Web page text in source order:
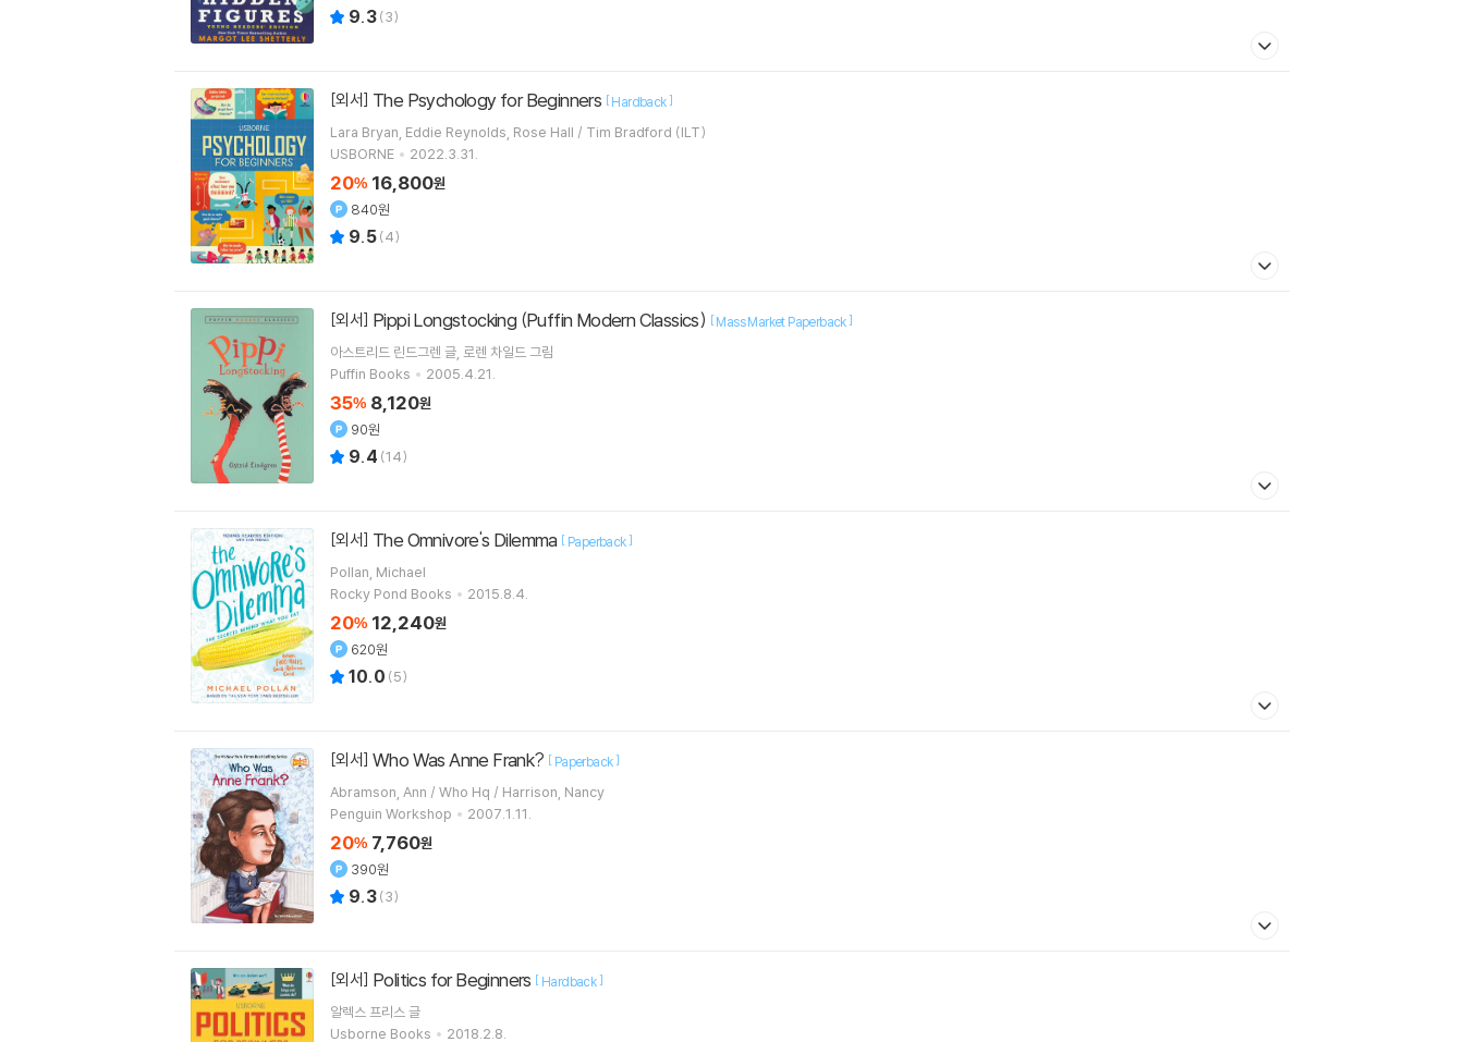
9.3(3)
[외서] The Psychology for Beginners [Hardback]
Lara Bryan, Eddie Reynolds, Rose Hall / Tim Bradford (ILT)
USBORNE
2022.3.31.
20% 16,800원
840원
9.5(4)
[외서] Pippi Longstocking (Puffin Modern Classics) [Mass Market Paperback]
아스트리드 린드그렌 글 로렌 차일드그림
Puffin Books
2005.4.21.
35% 8,120원
90원
9.4 (14)
[외서] The Omnivore's Dilemma [ Paperback]
Pollan, Michael
Rocky Pond Books
2015.8.4.
20% 12,240원
620원
10.0 (5)
[외서] Who Was Anne Frank? [ Paperback]
Abramson, Ann / Who Hq / Harrison, Nancy
Penguin Workshop
2007.1.11.
20% 7,760원
390원
9.3(3)
[외서] Politics for Beginners [ Hardback]
알렉스 프리스글
Usborne Books
2018.2.8.